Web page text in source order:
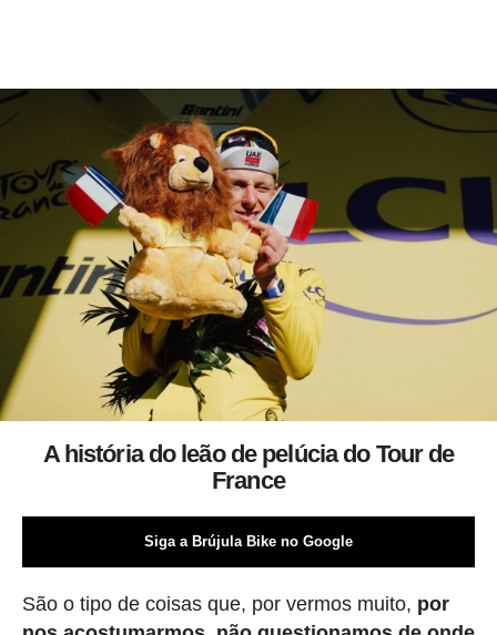
A história do leão de pelúcia do Tour de
France
Siga a Brújula Bike no Google
São o tipo de coisas que, por vermos muito, por